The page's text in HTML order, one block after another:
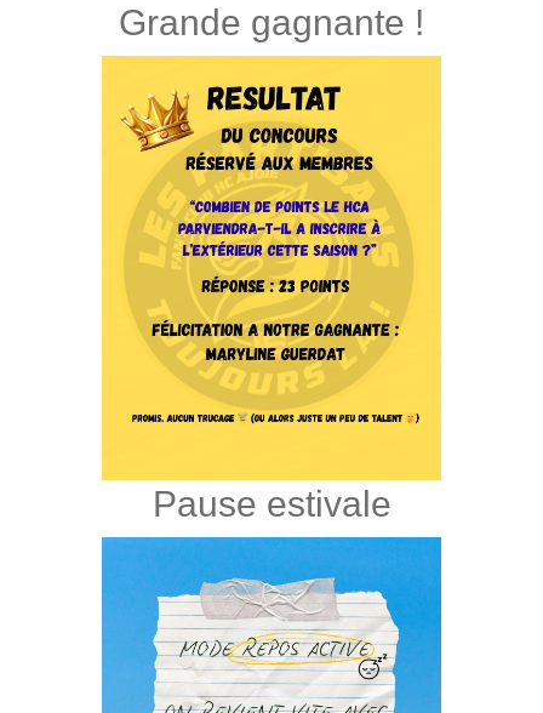
Grande gagnante !
Pause estivale